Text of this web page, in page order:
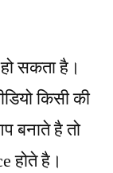
सकता है।
किसी की
बनाते है तो
होते है।